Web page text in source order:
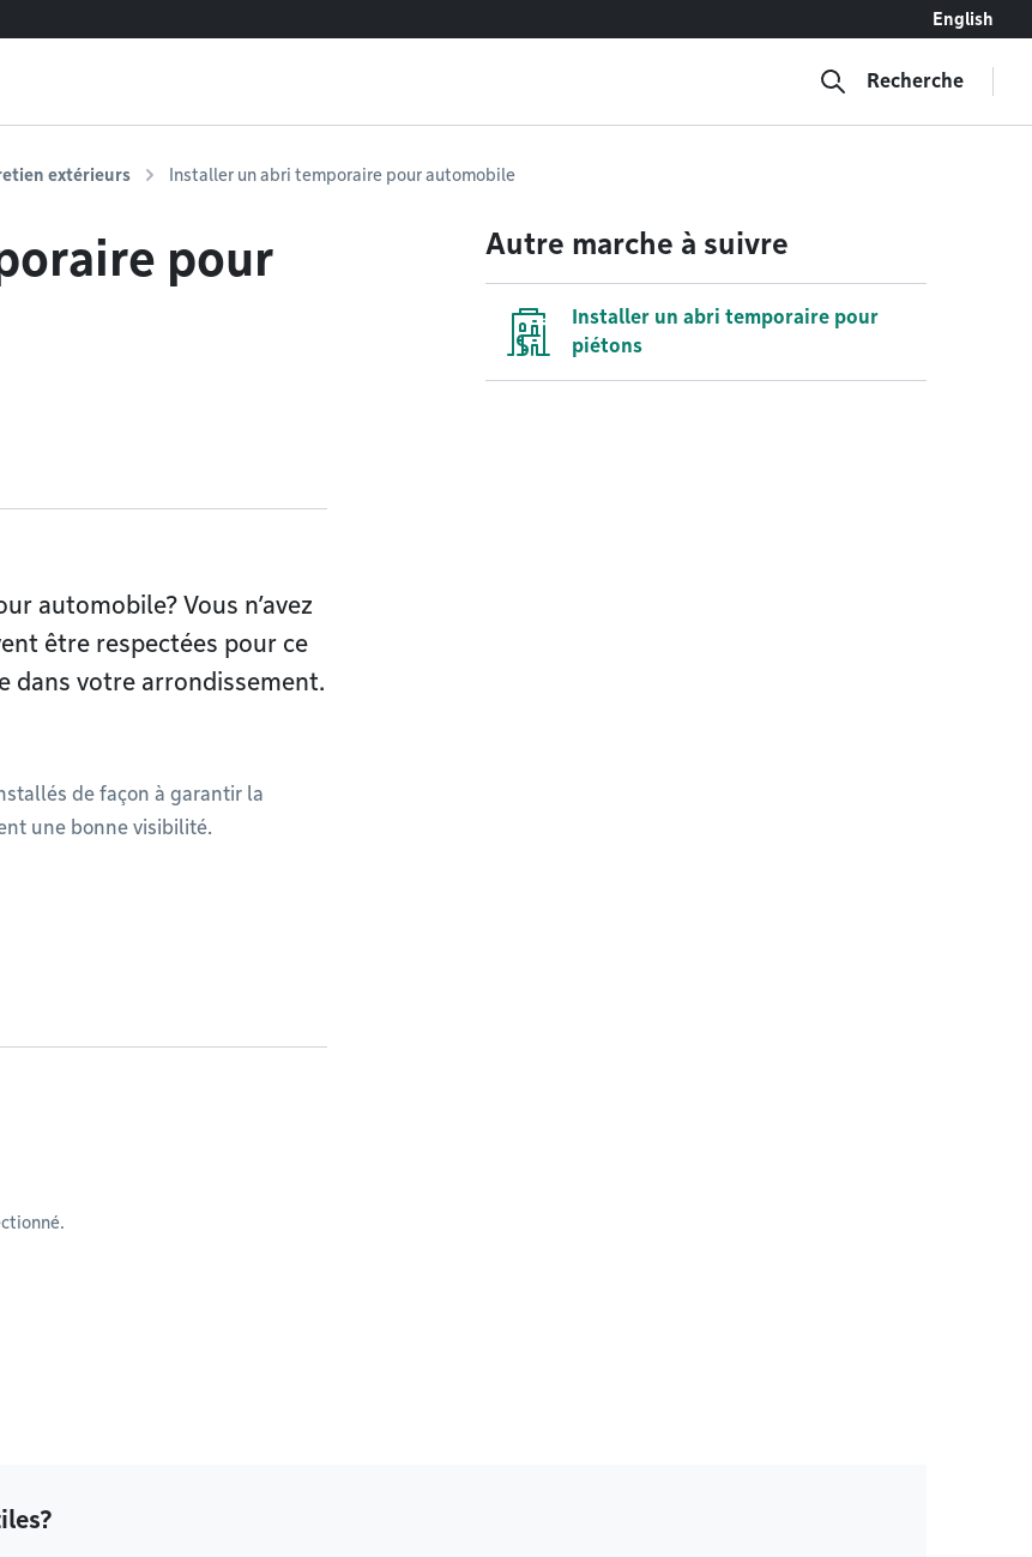
English
Recherche
extérieurs Installer un abri temporaire pour automobile
pour
automobile? Vous n’avez
être respectées pour ce
dans votre arrondissement.
de façon à garantir la
une bonne visibilité.
Autre marche à suivre
Installer un abri temporaire pour
piétons